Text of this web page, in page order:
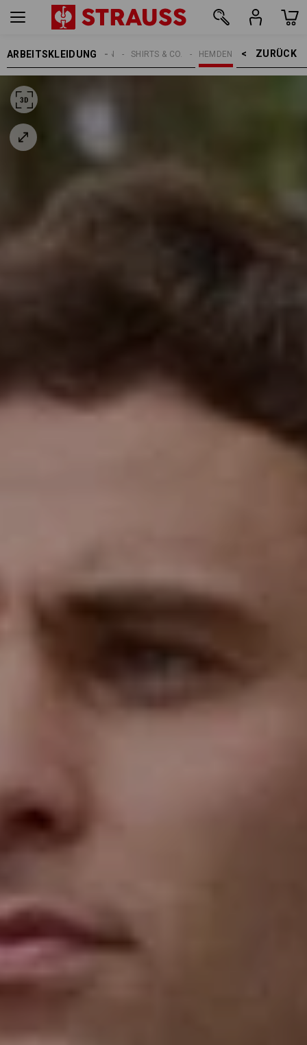
ARBEITSKLEIDUNG ZURÜCK    >
HEMDEN
SHIRTS & CO.
HERREN